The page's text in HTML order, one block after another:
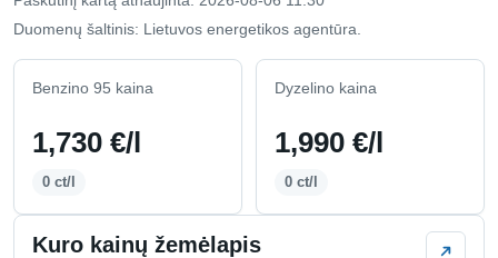
Duomenų šaltinis: Lietuvos energetikos agentūra.
Benzino 95 kaina
1,730 €/l
0 ct/l
Dyzelino kaina
1,990 €/l
0 ct/l
Kuro kainų žemėlapis